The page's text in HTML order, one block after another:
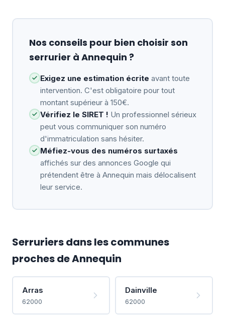
Nos conseils pour bien choisir son
serrurier à Annequin ?
Exigez une estimation écrite avant toute
intervention. C'est obligatoire pour tout
montant supérieur à 150€.
Vérifiez le SIRET ! Un professionnel sérieux
peut vous communiquer son numéro
d'immatriculation sans hésiter.
Méfiez-vous des numéros surtaxés
affichés sur des annonces Google qui
prétendent être à Annequin mais délocalisent
leur service.
Serruriers dans les communes
proches de Annequin
Arras
62000
Dainville
62000